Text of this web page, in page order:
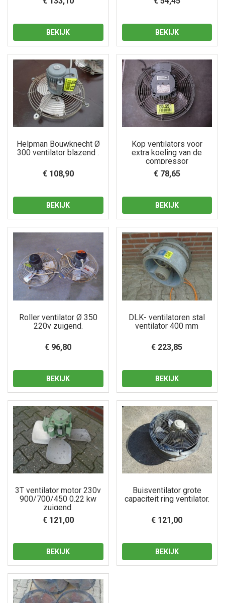
BEKIJK BEKIJK
Helpman Bouwknecht Ø
300 ventilator blazend .
€ 108,90
BEKIJK
Kop ventilators voor
extra koeling van de
compressor
€ 78,65
BEKIJK
Roller ventilator Ø 350
220v zuigend.
€ 96,80
BEKIJK
DLK- ventilatoren stal
ventilator 400 mm
€ 223,85
BEKIJK
3T ventilator motor 230v
900/700/450 0.22 kw
zuigend.
€ 121,00
BEKIJK
Buisventilator grote
capaciteit ring ventilator.
€ 121,00
BEKIJK